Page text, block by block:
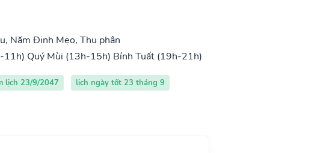
Năm Đinh Mẹo, Thu phân
11h) Quý Mùi (13h-15h) Bính Tuất (19h-21h)
lịch 23/9/2047
lịch ngày tốt 23 tháng 9